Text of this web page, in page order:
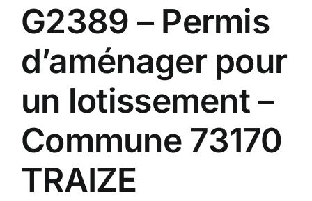
G2389 – Permis
d’aménager pour
un lotissement –
Commune 73170
TRAIZE